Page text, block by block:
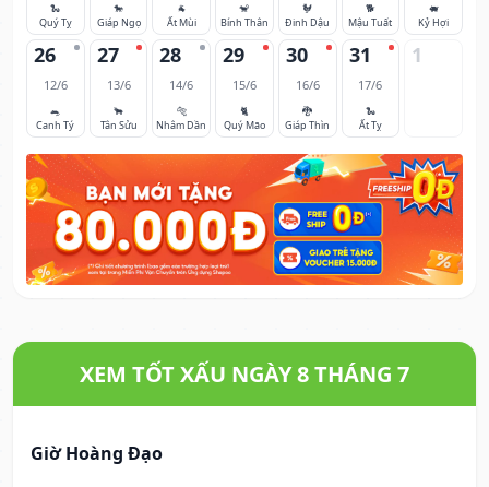
🐍
Quý Tỵ
🐎
Giáp Ngọ
🐐
Ất Mùi
🐒
Bính Thân
🐓
Đinh Dậu
🐕
Mậu Tuất
🐖
Kỷ Hợi
26
12/6
🐀
Canh Tý
27
13/6
🐂
Tân Sửu
28
14/6
🐅
Nhâm Dần
29
15/6
🐈
Quý Mão
30
16/6
🐉
Giáp Thìn
31
17/6
🐍
Ất Tỵ
1
XEM TỐT XẤU NGÀY 8 THÁNG 7
Giờ Hoàng Đạo